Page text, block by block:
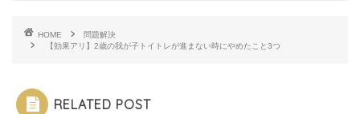
HOME
問題解決
【効果アリ】2歳の我が子トイトレが進まない時にやめたこと3つ
RELATED POST